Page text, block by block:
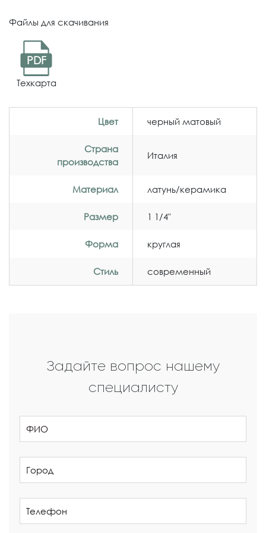
Файлы для скачивания
PDF
Техкарта
Цвет черный матовый
Страна
производства
Италия
Материал латунь/керамика
Размер 1 1/4"
Форма круглая
Стиль современный
Задайте вопрос нашему
специалисту